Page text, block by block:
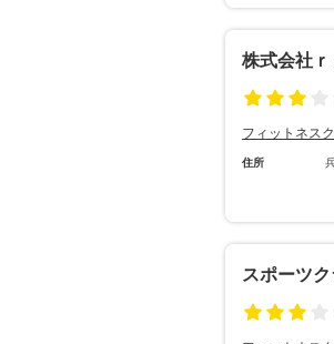
株式会社ｒ
フィットネス
住所
スポーツ